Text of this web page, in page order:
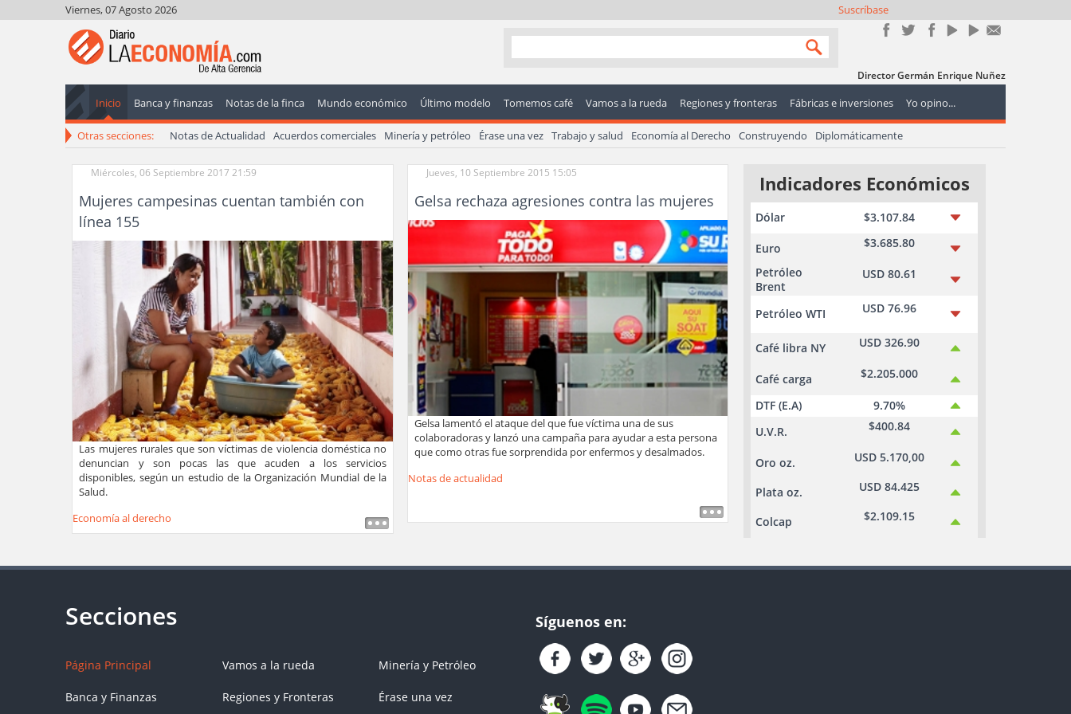
Viernes, 07 Agosto 2026 Suscríbase
Director Germán Enrique Nuñez
Inicio Banca y finanzas Notas de la finca Mundo económico Último modelo Tomemos café Vamos a la rueda Regiones y fronteras Fábricas e inversiones Yo opino...
Otras secciones: Notas de Actualidad Acuerdos comerciales Minería y petróleo Érase una vez Trabajo y salud Economía al Derecho Construyendo Diplomáticamente
Miércoles, 06 Septiembre 2017 21:59
Mujeres campesinas cuentan también con
línea 155
Las mujeres rurales que son víctimas de violencia doméstica no
denuncian y son pocas las que acuden a los servicios
disponibles, según un estudio de la Organización Mundial de la
Salud.
Economía al derecho
Jueves, 10 Septiembre 2015 15:05
Gelsa rechaza agresiones contra las mujeres
Gelsa lamentó el ataque del que fue víctima una de sus
colaboradoras y lanzó una campaña para ayudar a esta persona
que como otras fue sorprendida por enfermos y desalmados.
Notas de actualidad
Indicadores Económicos
Dólar $3.107.84
Euro
$3.685.80
Petróleo
Brent
USD 80.61
Petróleo WTI USD 76.96
Café libra NY USD 326.90
Café carga $2.205.000
DTF (E.A)
9.70%
U.V.R.
$400.84
Oro oz. USD 5.170,00
Plata oz. USD 84.425
Colcap $2.109.15
Página Principal
Banca y Finanzas
Vamos a la rueda
Regiones y Fronteras
Minería y Petróleo
Érase una vez
Síguenos en: